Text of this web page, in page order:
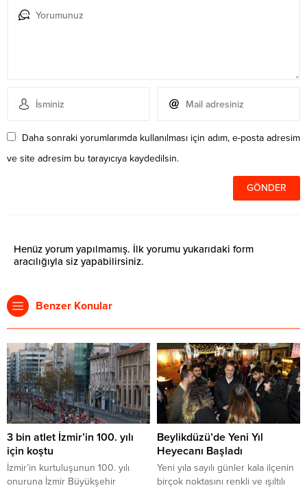
Daha sonraki yorumlarımda kullanılması için adım, e-posta adresim
ve site adresim bu tarayıcıya kaydedilsin.
Henüz yorum yapılmamış. İlk yorumu yukarıdaki form
aracılığıyla siz yapabilirsiniz.
Benzer Konular
3 bin atlet İzmir’in 100. yılı
için koştu
İzmir’in kurtuluşunun 100. yılı
onuruna İzmir Büyükşehir
Beylikdüzü’de Yeni Yıl
Heyecanı Başladı
Yeni yıla sayılı günler kala ilçenin
birçok noktasını renkli ve ışıltılı